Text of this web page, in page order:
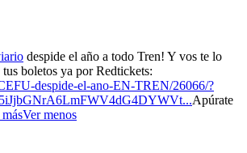
despide el año a todo Tren! Y vos te lo
boletos ya por Redtickets:
despide-el-ano-EN-TREN/26066/?
Apúrate
Ver menos